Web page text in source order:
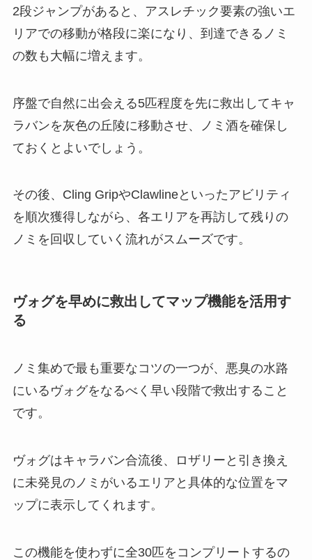
2段ジャンプがあると、アスレチック要素の強いエ
リアでの移動が格段に楽になり、到達できるノミ
の数も大幅に増えます。
序盤で自然に出会える5匹程度を先に救出してキャ
ラバンを灰色の丘陵に移動させ、ノミ酒を確保し
ておくとよいでしょう。
その後、Cling GripやClawlineといったアビリティ
を順次獲得しながら、各エリアを再訪して残りの
ノミを回収していく流れがスムーズです。
ヴォグを早めに救出してマップ機能を活用す
る
ノミ集めで最も重要なコツの一つが、悪臭の水路
にいるヴォグをなるべく早い段階で救出すること
です。
ヴォグはキャラバン合流後、ロザリーと引き換え
に未発見のノミがいるエリアと具体的な位置をマ
ップに表示してくれます。
この機能を使わずに全30匹をコンプリートするの